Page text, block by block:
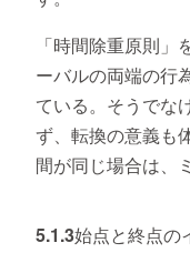
「時間除重原則
ーバルの両端の行
ている。そうでな
ず、転換の意義も
間が同じ場合は、
5.1.3始点と終点の